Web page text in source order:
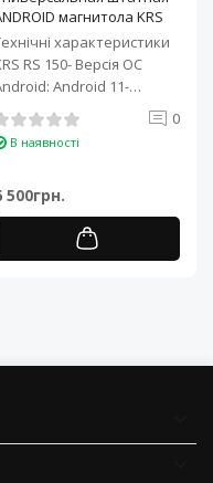
магнитола KRS
150 10" 2/32 GB
характеристики
RS 150- Версія ОС
Android 11-
Процесор: 4-ядерний ARM
A7..
0
В наявності
500грн.